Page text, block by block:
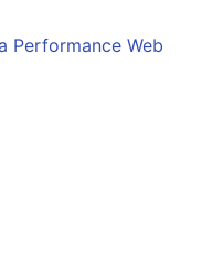
Performance Web